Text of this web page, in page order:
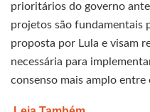
prioritários do governo
projetos são fundamentais
proposta por Lula e visam
necessária para
consenso mais amplo entre